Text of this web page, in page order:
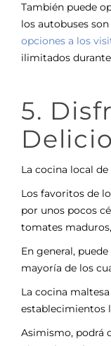
También puede
los autobuses
opciones a los
ilimitados
5.
La cocina local de
Los favoritos de
por unos pocos
tomates
En general,
mayoría de los
La cocina
establecimientos
Asimismo, podrá